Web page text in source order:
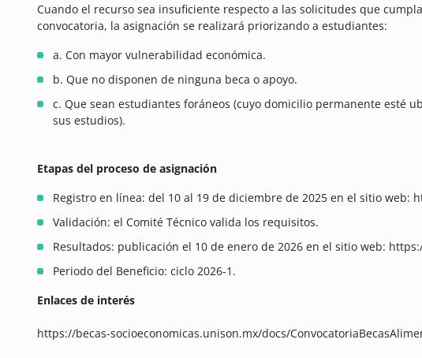
Cuando el recurso sea insuficiente respecto a las solicitudes que
convocatoria, la asignación se realizará priorizando a estudiantes:
a. Con mayor vulnerabilidad económica.
b. Que no disponen de ninguna beca o apoyo.
c. Que sean estudiantes foráneos (cuyo domicilio permanente esté
sus estudios).
Etapas del proceso de asignación
Registro en línea: del 10 al 19 de diciembre de 2025 en el sitio web:
Validación: el Comité Técnico valida los requisitos.
Resultados: publicación el 10 de enero de 2026 en el sitio web:
Periodo del Beneficio: ciclo 2026-1.
Enlaces de interés
https://becas-socioeconomicas.unison.mx/docs/